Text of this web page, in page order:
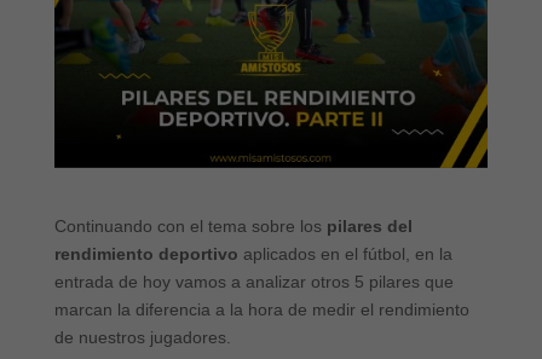
Continuando con el tema sobre los pilares del
rendimiento deportivo aplicados en el fútbol, en la
entrada de hoy vamos a analizar otros 5 pilares que
marcan la diferencia a la hora de medir el rendimiento
de nuestros jugadores.